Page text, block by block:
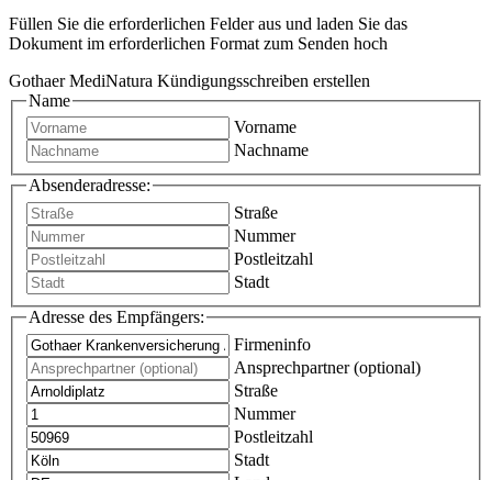
Füllen Sie die erforderlichen Felder aus und laden Sie das
Dokument im erforderlichen Format zum Senden hoch
Gothaer MediNatura Kündigungsschreiben erstellen
Name
Vorname
Nachname
Absenderadresse:
Straße
Nummer
Postleitzahl
Stadt
Adresse des Empfängers:
Firmeninfo
Ansprechpartner (optional)
Straße
Nummer
Postleitzahl
Stadt